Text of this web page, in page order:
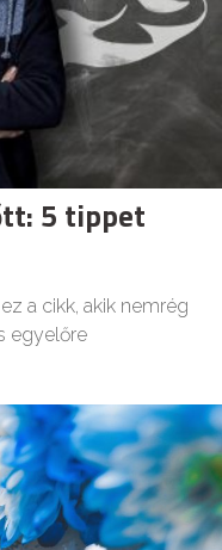
5 tippet
a cikk, akik nemrég
egyelőre